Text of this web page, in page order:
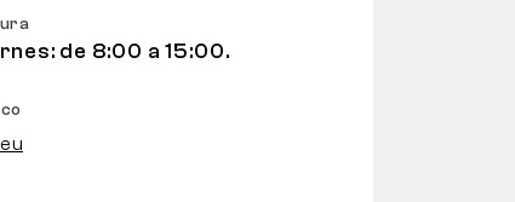
de 8:00 a 15:00.